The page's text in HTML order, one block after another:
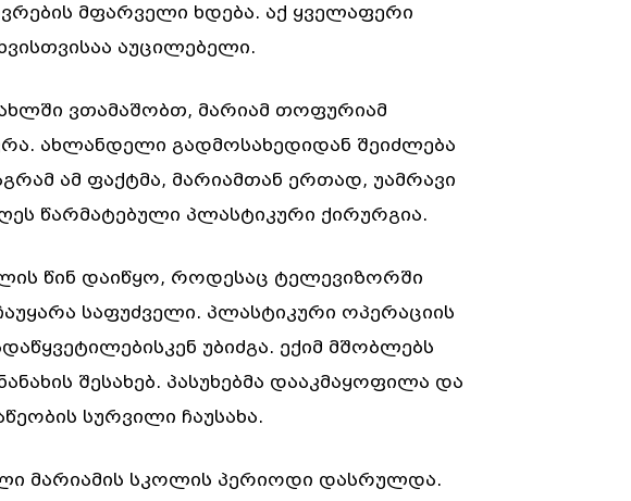
მფარველი ხდება. აქ ყველაფერი
აუცილებელი.
ვთამაშობთ, მარიამ თოფურიამ
ახლანდელი გადმოსახედიდან შეიძლება
ამ ფაქტმა, მარიამთან ერთად, უამრავი
წარმატებული პლასტიკური ქირურგია.
წინ დაიწყო, როდესაც ტელევიზორში
საფუძველი. პლასტიკური ოპერაციის
უბიძგა. ექიმ მშობლებს
შესახებ. პასუხებმა დააკმაყოფილა და
სურვილი ჩაუსახა.
მარიამის სკოლის პერიოდი დასრულდა.